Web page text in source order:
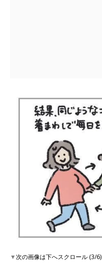
▼次の画像は下へスクロール (3/6)